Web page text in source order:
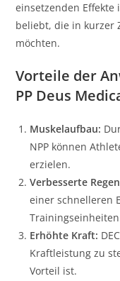
einsetzenden Effekte
beliebt, die in kurzer
möchten.
Vorteile der
PP Deus
Muskelaufbau:
NPP können
erzielen.
Verbesserte
einer schnelleren
Erhöhte Kraft:
Kraftleistung zu
Vorteil ist.